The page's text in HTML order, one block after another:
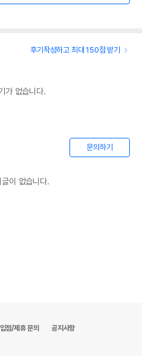
후기작성하고 최대 150점 받기
가 없습니다.
문의하기
이 없습니다.
입점/제휴 문의 공지사항